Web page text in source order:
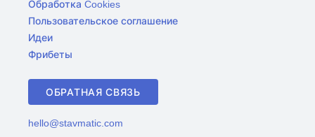
Обработка Cookies
Пользовательское соглашение
Идеи
Фрибеты
ОБРАТНАЯ СВЯЗЬ
hello@stavmatic.com